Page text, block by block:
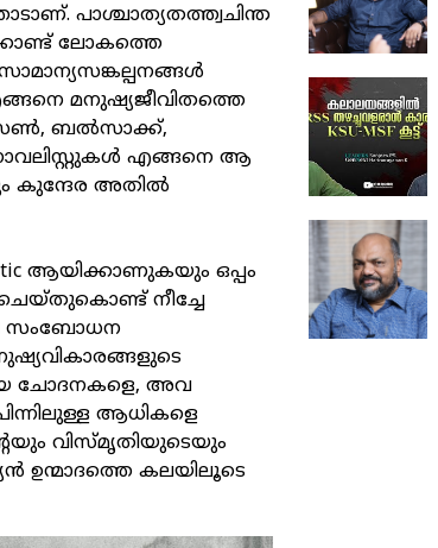
പാശ്ചാത്യതത്ത്വചിന്ത
ലോകത്തെ
മനുഷ്യജീവിതത്തെ
ബല്‍സാക്ക്,
എങ്ങനെ ആ
കുന്ദേര അതില്‍
ആയിക്കാണുകയും ഒപ്പം
നീച്ചേ
സംബോധന
ചോദനകളെ, അവ
ആധികളെ
വിസ്മൃതിയുടെയും
ഉന്മാദത്തെ കലയിലൂടെ